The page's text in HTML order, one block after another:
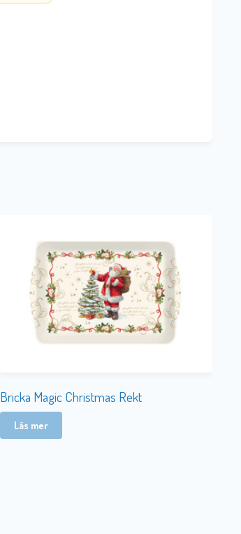
Bricka Magic Christmas Rekt
Läs mer